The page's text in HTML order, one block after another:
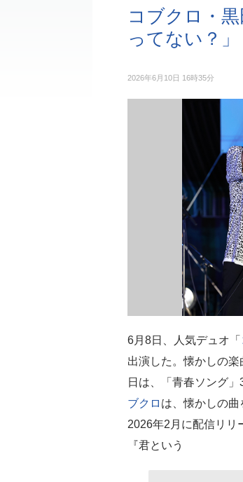
コブクロ・
ってない？」
2026年6月10日 16時35分
6月8日、人気デュオ「
出演した。懐かしの楽
日は、「青春ソング
ブクロ は、懐かしの
2026年2月に配信リリ
『君という